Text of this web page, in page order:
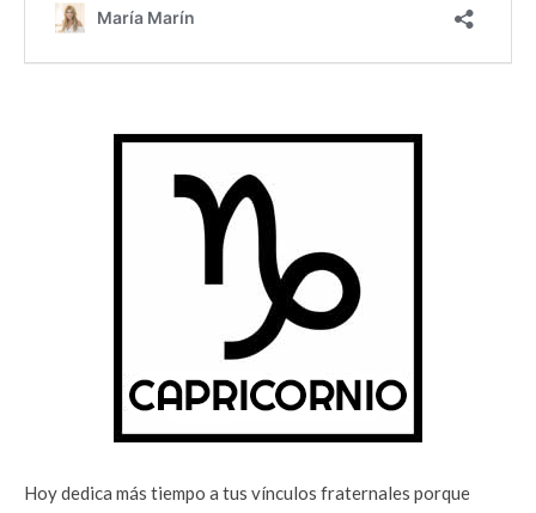
Hoy dedica más tiempo a tus vínculos fraternales porque